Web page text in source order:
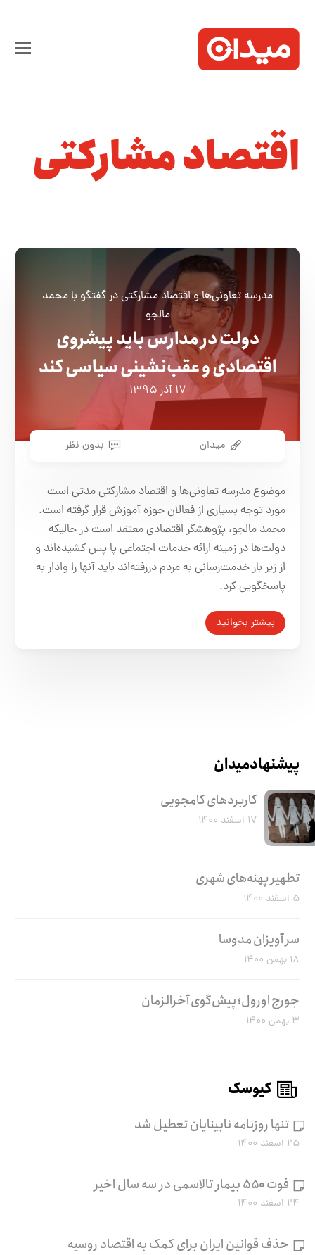
اقتصاد مشارکتی
مدرسه تعاونی‌ها و اقتصاد مشارکتی در گفتگو با محمد
مالجو
دولت در مدارس باید پیشروی
اقتصادی و عقب‌نشینی سیاسی کند
۱۷ آذر ۱۳۹۵
میدان بدون نظر
موضوع مدرسه تعاونی‌ها و اقتصاد مشارکتی مدتی است
مورد توجه بسیاری از فعالان حوزه آموزش قرار گرفته است.
محمد مالجو، پژوهشگر اقتصادی معتقد است در حالیکه
دولت‌ها در زمینه ارائه خدمات اجتماعی پا پس کشیده‌اند و
از زیر بار خدمت‌رسانی به مردم دررفته‌اند باید آنها را وادار به
پاسخگویی کرد.
بیشتر بخوانید
پیشنهاد میدان
کاربرد‌های کامجویی
۱۷ اسفند ۱۴۰۰
تطهیر پهنه‌های شهری
۵ اسفند ۱۴۰۰
سر آویزان مدوسا
۱۸ بهمن ۱۴۰۰
جورج اورول؛ پیش‌گوی آخرالزمان
۳ بهمن ۱۴۰۰
کیوسک
تنها روزنامه نابینایان تعطیل شد
۲۵ اسفند ۱۴۰۰
فوت ۵۵۰ بیمار تالاسمی در سه سال اخیر
۲۴ اسفند ۱۴۰۰
حذف قوانین ایران برای کمک به اقتصاد روسیه